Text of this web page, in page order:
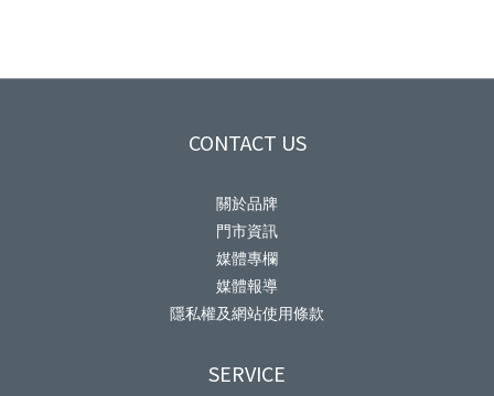
CONTACT US
關於品牌
門市資訊
媒體專欄
媒體報導
隱私權及網站使用條款
SERVICE